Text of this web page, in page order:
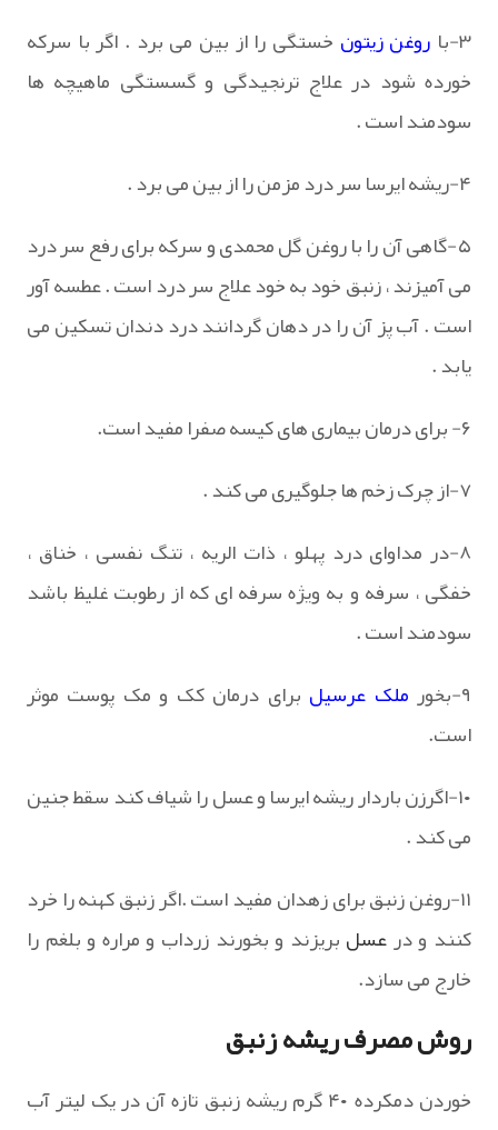
۳-با
روغن زیتون خستگی را از بین می برد . اگر با سرکه
خورده شود در علاج ترنجیدگی و گسستگی ماهیچه ها
سودمند است .
۴-ریشه ایرسا سر درد مزمن را از بین می برد .
۵-گاهی آن را با روغن گل محمدی و سرکه برای رفع سر درد
می آمیزند ، زنبق خود به خود علاج سر درد است . عطسه آور
است . آب پز آن را در دهان گردانند درد دندان تسکین می
یابد .
۶- برای درمان بیماری های کیسه صفرا مفید است.
۷-از چرک زخم ها جلوگیری می کند .
۸-در مداوای درد پهلو ، ذات الریه ، تنگ نفسی ، خناق ،
خفگی ، سرفه و به ویژه سرفه ای که از رطوبت غلیظ باشد
سودمند است .
۹-بخور
ملک عرسیل برای درمان کک و مک پوست موثر
است.
۱۰-اگرزن باردار ریشه ایرسا و عسل را شیاف کند سقط جنین
می کند .
۱۱-روغن زنبق برای زهدان مفید است .اگر زنبق کهنه را خرد
کنند و درعسلبریزند و بخورند زرداب و مراره و بلغم را
خارج می سازد.
روش مصرف ریشه زنبق
خوردن دم‏کرده ۴۰ گرم ریشه زنبق تازه آن در یک لیتر آب